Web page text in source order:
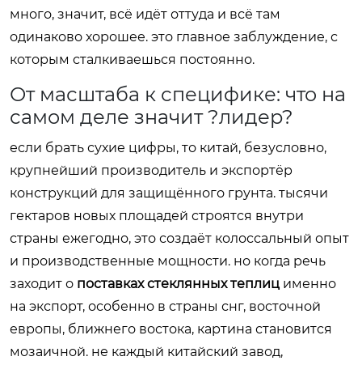
много, значит, всё идёт оттуда и всё там
одинаково хорошее. это главное заблуждение, с
которым сталкиваешься постоянно.
От масштаба к специфике: что на
самом деле значит ?лидер?
если брать сухие цифры, то китай, безусловно,
крупнейший производитель и экспортёр
конструкций для защищённого грунта. тысячи
гектаров новых площадей строятся внутри
страны ежегодно, это создаёт колоссальный опыт
и производственные мощности. но когда речь
заходит о поставках стеклянных теплиц именно
на экспорт, особенно в страны снг, восточной
европы, ближнего востока, картина становится
мозаичной. не каждый китайский завод,